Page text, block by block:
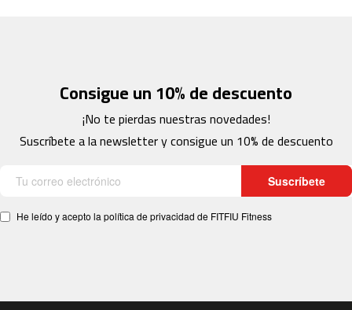
0
e
p
Consigue un 10% de descuento
¡No te pierdas nuestras novedades!
Suscríbete a la newsletter y consigue un 10% de descuento
Suscríbete
He leído y acepto la política de privacidad de FITFIU Fitness